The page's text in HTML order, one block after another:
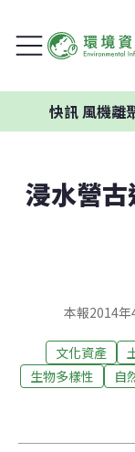
風機離聚落、
浸水營
本報2014
文化資產
生物多樣性
自